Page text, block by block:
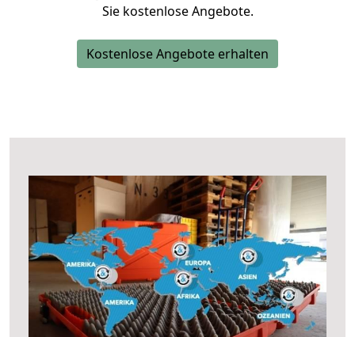
Sie kostenlose Angebote.
Kostenlose Angebote erhalten